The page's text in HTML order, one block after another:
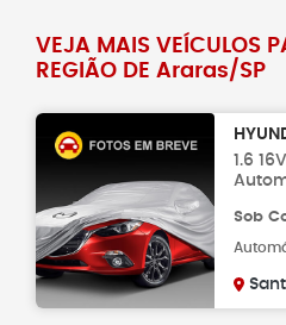
VEJA MAIS VEÍCULOS
REGIÃO DE Araras/SP
1.6
Sob